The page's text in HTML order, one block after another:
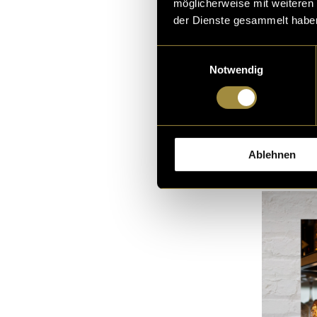
möglicherweise mit
der Dienste gesammelt
Notwendig
Ablehnen
Viele der
für die
Stempel. Das
die Tat um.
Bereit für ein